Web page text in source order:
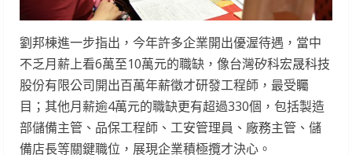
劉邦棟進一步指出，今年許多企業開出優渥待遇，當中
不乏月薪上看6萬至10萬元的職缺，像台灣矽科宏晟科技
股份有限公司開出百萬年薪徵才研發工程師，最受矚
目；其他月薪逾4萬元的職缺更有超過330個，包括製造
部儲備主管、品保工程師、工安管理員、廠務主管、儲
備店長等關鍵職位，展現企業積極攬才決心。